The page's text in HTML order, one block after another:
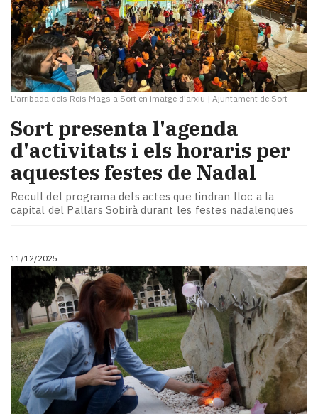
L'arribada dels Reis Mags a Sort en imatge d'arxiu | Ajuntament de Sort
Sort presenta l'agenda
d'activitats i els horaris per
aquestes festes de Nadal
Recull del programa dels actes que tindran lloc a la
capital del Pallars Sobirà durant les festes nadalenques
11/12/2025